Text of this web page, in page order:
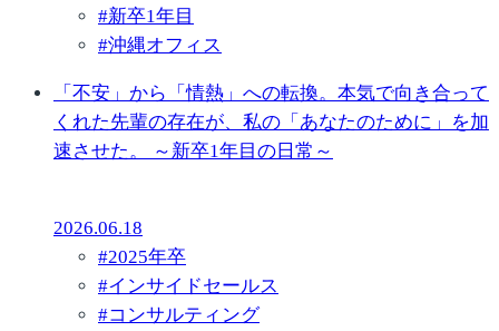
#新卒1年目
#沖縄オフィス
「不安」から「情熱」への転換。本気で向き合って
くれた先輩の存在が、私の「あなたのために」を加
速させた。 ～新卒1年目の日常～
2026.06.18
#2025年卒
#インサイドセールス
#コンサルティング